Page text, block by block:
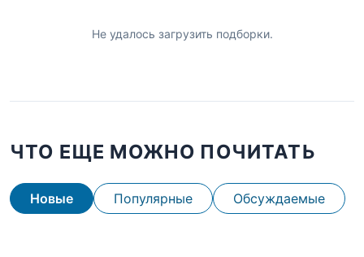
Не удалось загрузить подборки.
ЧТО ЕЩЕ МОЖНО ПОЧИТАТЬ
Новые Популярные Обсуждаемые